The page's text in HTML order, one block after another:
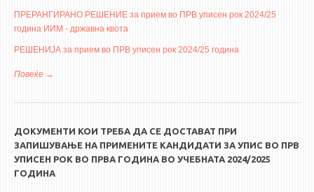
ПРЕРАНГИРАНО РЕШЕНИЕ за прием во ПРВ уписен рок 2024/25
година ИИМ - државна квота
РЕШЕНИЈА за прием во ПРВ уписен рок 2024/25 година
Повеќе за РЕШЕНИЈА ЗА ПРИЕМ ВО ПРВ УПИСЕН РОК 2024/25 ГОДИНА
ДОКУМЕНТИ КОИ ТРЕБА ДА СЕ ДОСТАВАТ ПРИ
ЗАПИШУВАЊЕ НА ПРИМЕНИТЕ КАНДИДАТИ ЗА УПИС ВО ПРВ
УПИСЕН РОК ВО ПРВА ГОДИНА ВО УЧЕБНАТА 2024/2025
ГОДИНА